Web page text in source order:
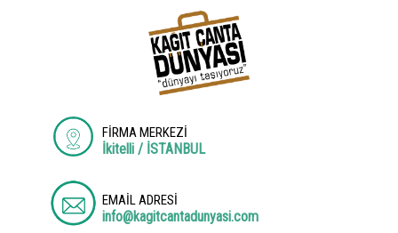
FİRMA MERKEZİ
İkitelli / İSTANBUL
EMAİL ADRESİ
info@kagitcantadunyasi.com